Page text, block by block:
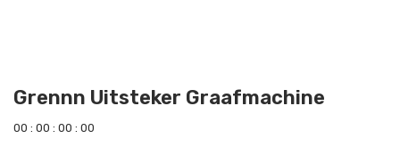
Grennn Uitsteker Graafmachine
00 : 00 : 00 : 00